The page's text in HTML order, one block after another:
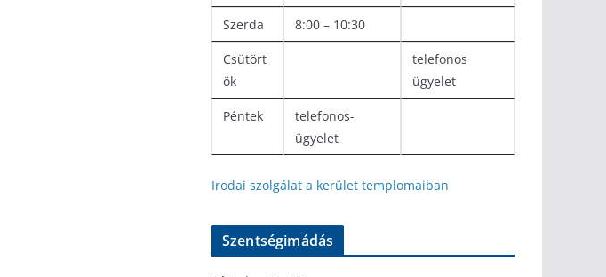
Szerda 8:00 – 10:30
Csütört
ök
telefonos
ügyelet
Péntek
telefonos-
ügyelet
Irodai szolgálat a kerület templomaiban
Szentségimádás